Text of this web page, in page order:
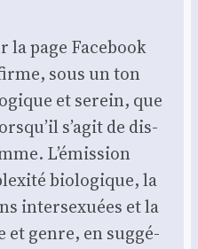
la page Face­book
sous un ton
et serein, que
s’agit de dis­
L’émission
bio­lo­gique, la
inter­sexuées et la
et genre, en sug­gé­